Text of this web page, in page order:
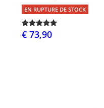
EN RUPTURE DE STOCK
€ 73,90